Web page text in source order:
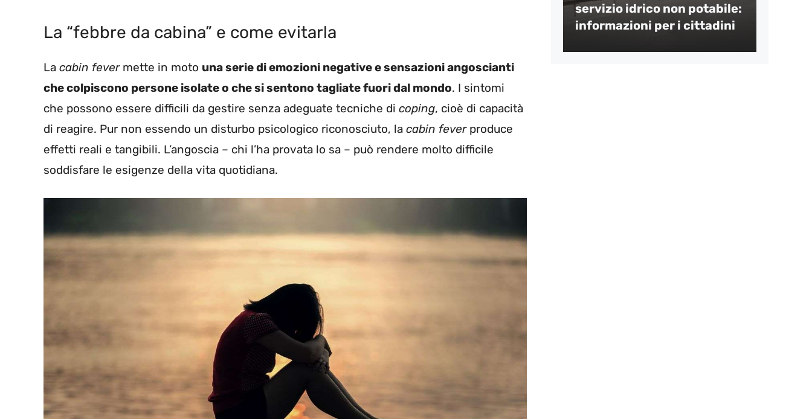
La “febbre da cabina” e come evitarla
La cabin fevermette in moto una serie di emozioni negative e sensazioni angoscianti
che colpiscono persone isolate o che si sentono tagliate fuori dal mondo. I sintomi
che possono essere difficili da gestire senza adeguate tecniche di coping, cioè di capacità
di reagire. Pur non essendo un disturbo psicologico riconosciuto, la cabin feverproduce
effetti reali e tangibili. L’angoscia – chi l’ha provata lo sa – può rendere molto difficile
soddisfare le esigenze della vita quotidiana.
servizio idrico non potabile:
informazioni per i cittadini